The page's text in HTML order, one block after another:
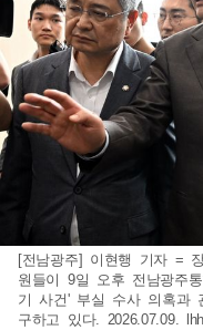
[전남광주] 이현행 기자 =
원들이 9일 오후 전남광주
기 사건' 부실 수사 의혹과
구하고 있다. 2026.07.09.